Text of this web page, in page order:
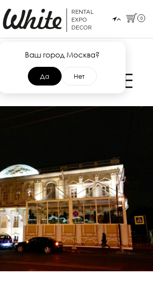
RENTAL
EXPO
DECOR
Ваш город Москва?
Да Нет
0
25 НОЯБРЯ 2014
СОБЫТИЕ